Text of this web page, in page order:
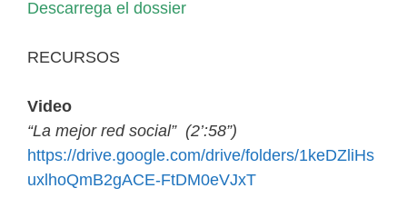
Descarrega el dossier
RECURSOS
Video
“La mejor red social” (2’:58”)
https://drive.google.com/drive/folders/1keDZliHs
uxlhoQmB2gACE-FtDM0eVJxT